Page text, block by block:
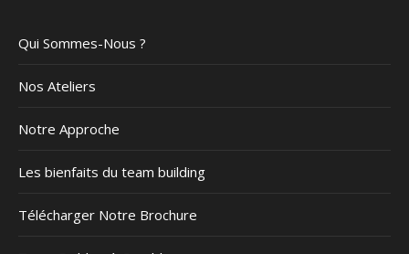
Qui Sommes-Nous ?
Nos Ateliers
Notre Approche
Les bienfaits du team building
Télécharger Notre Brochure